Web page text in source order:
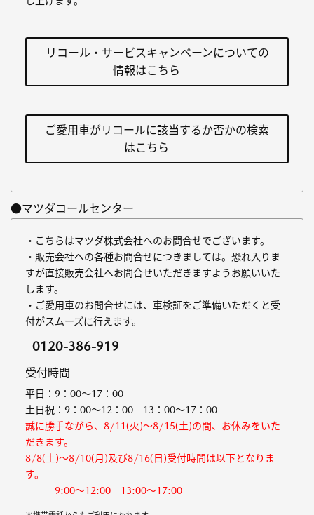
リコール・サービスキャンペーンについての
情報はこちら
ご愛用車がリコールに該当するか否かの検索
はこちら
●マツダコールセンター
・こちらはマツダ株式会社へのお問合せでございます。
・販売会社への各種お問合せにつきましては。恐れ入りま
すが直接販売会社へお問合せいただきますようお願いいた
します。
・ご愛用車のお問合せには、車検証をご準備いただくと受
付がスムーズに行えます。
0120-386-919
受付時間
平日：9：00～17：00
土日祝：9：00～12：00 13：00～17：00
誠に勝手ながら、8/11(火)～8/15(土)の間、お休みをいた
だきます。
8/8(土)～8/10(月)及び8/16(日)受付時間は以下となりま
す。
9:00～12:00 13:00～17:00